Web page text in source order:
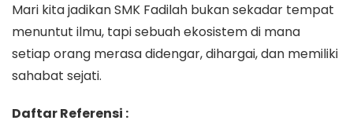
Mari kita jadikan SMK Fadilah bukan sekadar tempat
menuntut ilmu, tapi sebuah ekosistem di mana
setiap orang merasa didengar, dihargai, dan memiliki
sahabat sejati.
Daftar Referensi :